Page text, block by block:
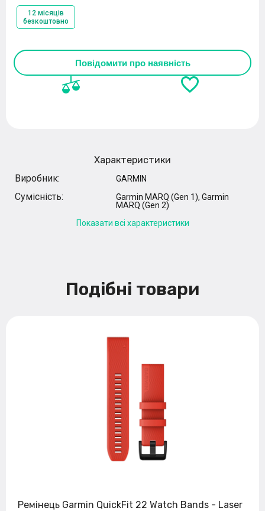
12 місяців
безкоштовно
Повідомити про наявність
Характеристики
Виробник:
GARMIN
Сумісність:
Garmin MARQ (Gen 1), Garmin
MARQ (Gen 2)
Показати всі характеристики
Подібні товари
Ремінець Garmin QuickFit 22 Watch Bands - Laser